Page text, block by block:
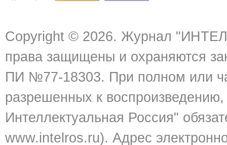
Copyright © 2026. Журнал
права защищены и охраняются
ПИ №77-18303. При полном или
разрешенных к
Интеллектуальная Россия"
www.intelros.ru). Адрес